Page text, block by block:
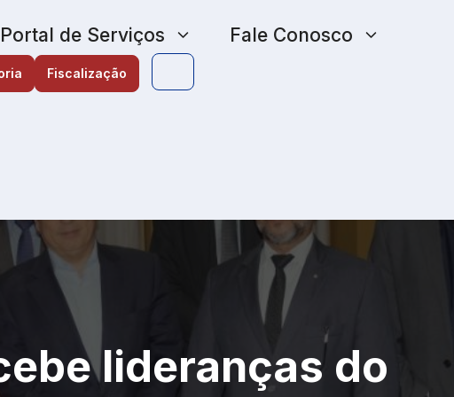
Portal de Serviços Fale Conosco
Fiscalização
lideranças do